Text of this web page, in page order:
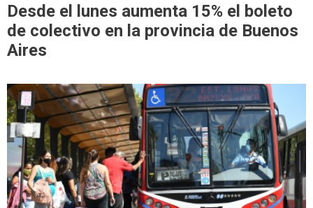
Desde el lunes aumenta 15% el boleto
de colectivo en la provincia de Buenos
Aires